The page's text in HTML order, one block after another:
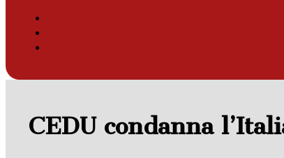
CEDU condanna